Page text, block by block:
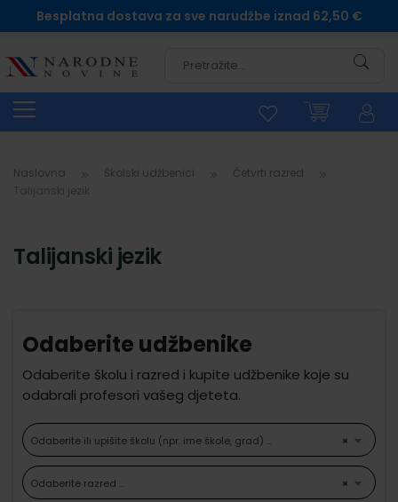
Besplatna dostava za sve narudžbe iznad 62,50 €
Naslovna Školski udžbenici
Četvrti razred
Talijanski jezik
Odaberite udžbenike
Odaberite školu i razred i kupite udžbenike koje su
odabrali profesori vašeg djeteta.
×
Odaberite ili upišite školu (npr. ime škole, grad) ...
×
Odaberite razred ...